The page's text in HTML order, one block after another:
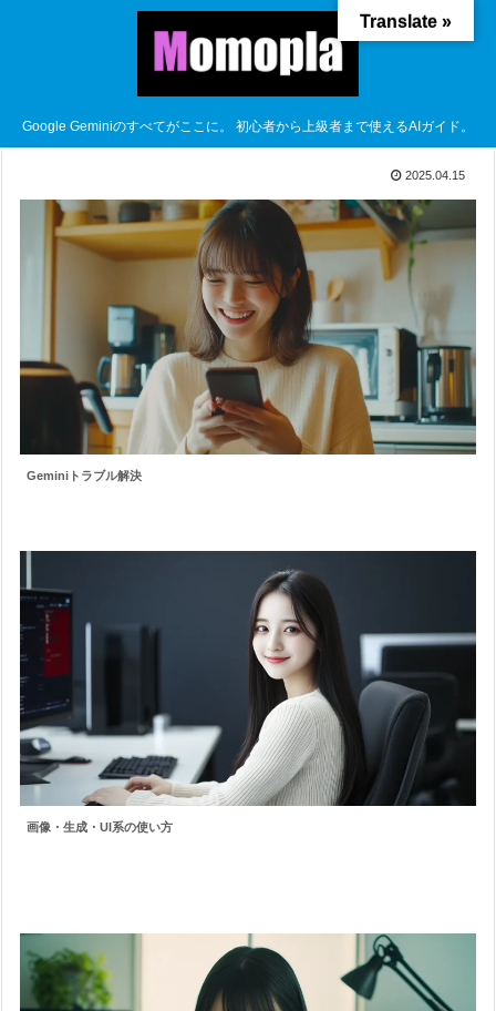
Google Geminiのすべてがここに。 初心者から上級者まで使えるAIガイド。
2025.04.15
Geminiトラブル解決
画像・生成・UI系の使い方
Translate »